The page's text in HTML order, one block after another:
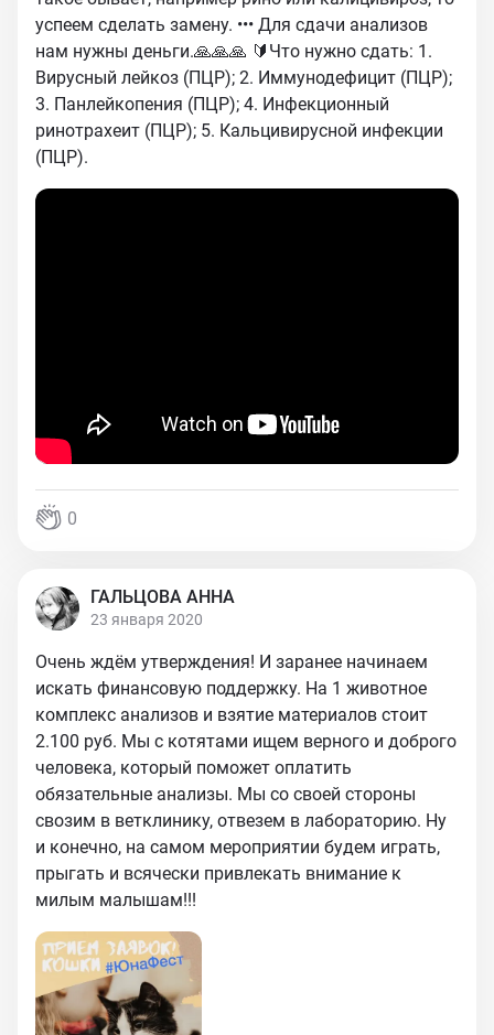
успеем сделать замену. ••• Для сдачи анализов
нам нужны деньги.🙏🙏🙏 🔰Что нужно сдать: 1.
Вирусный лейкоз (ПЦР); 2. Иммунодефицит (ПЦР);
3. Панлейкопения (ПЦР); 4. Инфекционный
ринотрахеит (ПЦР); 5. Кальцивирусной инфекции
(ПЦР).
0
ГАЛЬЦОВА АННА
23 января 2020
Очень ждём утверждения! И заранее начинаем
искать финансовую поддержку. На 1 животное
комплекс анализов и взятие материалов стоит
2.100 руб. Мы с котятами ищем верного и доброго
человека, который поможет оплатить
обязательные анализы. Мы со своей стороны
свозим в ветклинику, отвезем в лабораторию. Ну
и конечно, на самом мероприятии будем играть,
прыгать и всячески привлекать внимание к
милым малышам!!!